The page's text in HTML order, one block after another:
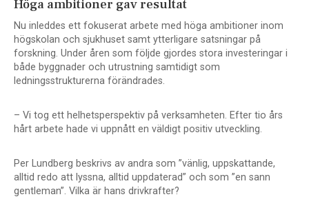
Höga ambitioner gav resultat
Nu inleddes ett fokuserat arbete med höga ambitioner inom
högskolan och sjukhuset samt ytterligare satsningar på
forskning. Under åren som följde gjordes stora investeringar i
både byggnader och utrustning samtidigt som
ledningsstrukturerna förändrades.
– Vi tog ett helhetsperspektiv på verksamheten. Efter tio års
hårt arbete hade vi uppnått en väldigt positiv utveckling.
Per Lundberg beskrivs av andra som ”vänlig, uppskattande,
alltid redo att lyssna, alltid uppdaterad” och som ”en sann
gentleman”. Vilka är hans drivkrafter?